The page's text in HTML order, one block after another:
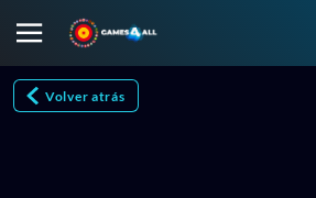
Volver atrás